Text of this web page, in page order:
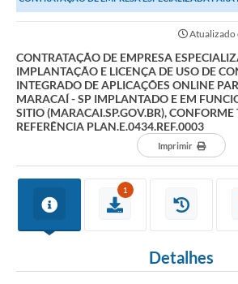
Atualizado
CONTRATAÇÃO DE EMPRESA
IMPLANTAÇÃO E LICENÇA DE USO DE
INTEGRADO DE APLICAÇÕES ONLINE
MARACAÍ - SP IMPLANTADO E EM
SITIO (MARACAI.SP.GOV.BR), CONFORME
REFERÊNCIA PLAN.E.0434.REF.0003
Imprimir
1
Detalhes